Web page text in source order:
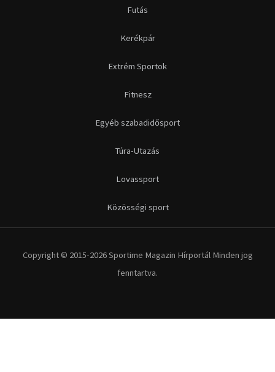
Futás
Kerékpár
Extrém Sportok
Fitnesz
Egyéb szabadidősport
Túra-Utazás
Lovassport
Közösségi sport
Copyright © 2015-2026 Sportime Magazin Hírportál Minden jog
fenntartva.